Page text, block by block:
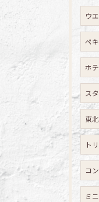
ウ
ペ
ホ
ス
東
ト
コ
ミ